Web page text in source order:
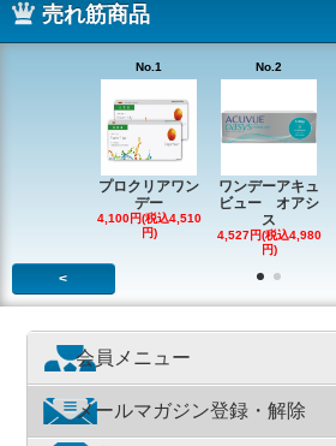
売れ筋商品
No.1
プロクリアワン
デー
4,100円(税込4,510
円)
No.2
ワンデーアキュ
ビュー オアシ
ス
4,527円(税込4,980
円)
<
会員メニュー
メールマガジン登録・解除